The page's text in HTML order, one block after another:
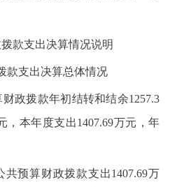
款支出决算情况说明
款支出决算总体情况
政拨款年初结转和结余1257.3
，本年度支出1407.69万元，年
共预算财政拨款支出1407.69万